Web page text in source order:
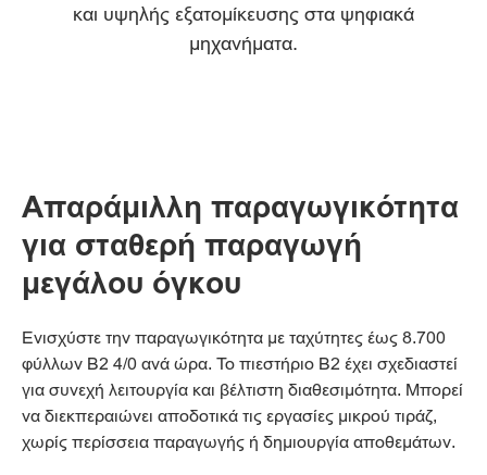
και υψηλής εξατομίκευσης στα ψηφιακά
μηχανήματα.
Απαράμιλλη παραγωγικότητα
για σταθερή παραγωγή
μεγάλου όγκου
Ενισχύστε την παραγωγικότητα με ταχύτητες έως 8.700
φύλλων B2 4/0 ανά ώρα. Το πιεστήριο B2 έχει σχεδιαστεί
για συνεχή λειτουργία και βέλτιστη διαθεσιμότητα. Μπορεί
να διεκπεραιώνει αποδοτικά τις εργασίες μικρού τιράζ,
χωρίς περίσσεια παραγωγής ή δημιουργία αποθεμάτων.